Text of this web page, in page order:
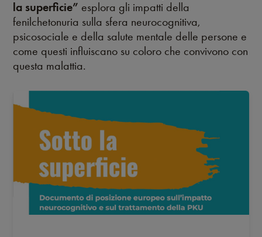
la superficie” esplora gli impatti della
fenilchetonuria sulla sfera neurocognitiva,
psicosociale e della salute mentale delle persone e
come questi influiscano su coloro che convivono con
questa malattia.